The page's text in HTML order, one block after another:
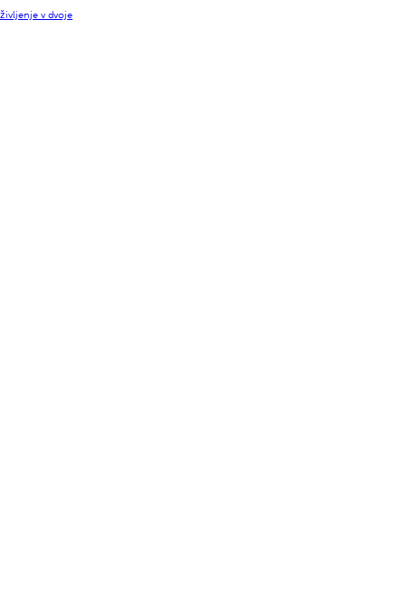
življenje v dvoje